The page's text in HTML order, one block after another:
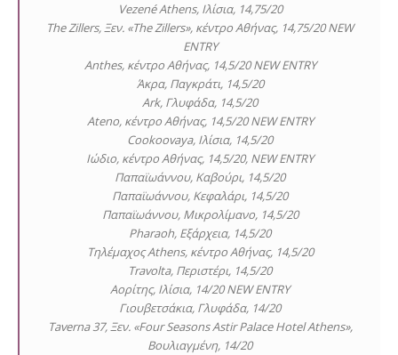
Vezené Athens, Ιλίσια, 14,75/20
The Zillers, Ξεν. «The Zillers», κέντρο Αθήνας, 14,75/20 NEW
ENTRY
Anthes, κέντρο Αθήνας, 14,5/20 NEW ENTRY
Άκρα, Παγκράτι, 14,5/20
Ark, Γλυφάδα, 14,5/20
Ateno, κέντρο Αθήνας, 14,5/20 NEW ENTRY
Cookoovaya, Ιλίσια, 14,5/20
Ιώδιο, κέντρο Αθήνας, 14,5/20, NEW ENTRY
Παπαϊωάννου, Καβούρι, 14,5/20
Παπαϊωάννου, Κεφαλάρι, 14,5/20
Παπαϊωάννου, Μικρολίμανο, 14,5/20
Pharaoh, Εξάρχεια, 14,5/20
Τηλέμαχος Athens, κέντρο Αθήνας, 14,5/20
Travolta, Περιστέρι, 14,5/20
Αορίτης, Ιλίσια, 14/20 NEW ENTRY
Γιουβετσάκια, Γλυφάδα, 14/20
Taverna 37, Ξεν. «Four Seasons Astir Palace Hotel Athens»,
Βουλιαγμένη, 14/20